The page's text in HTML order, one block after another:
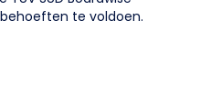
te voldoen.